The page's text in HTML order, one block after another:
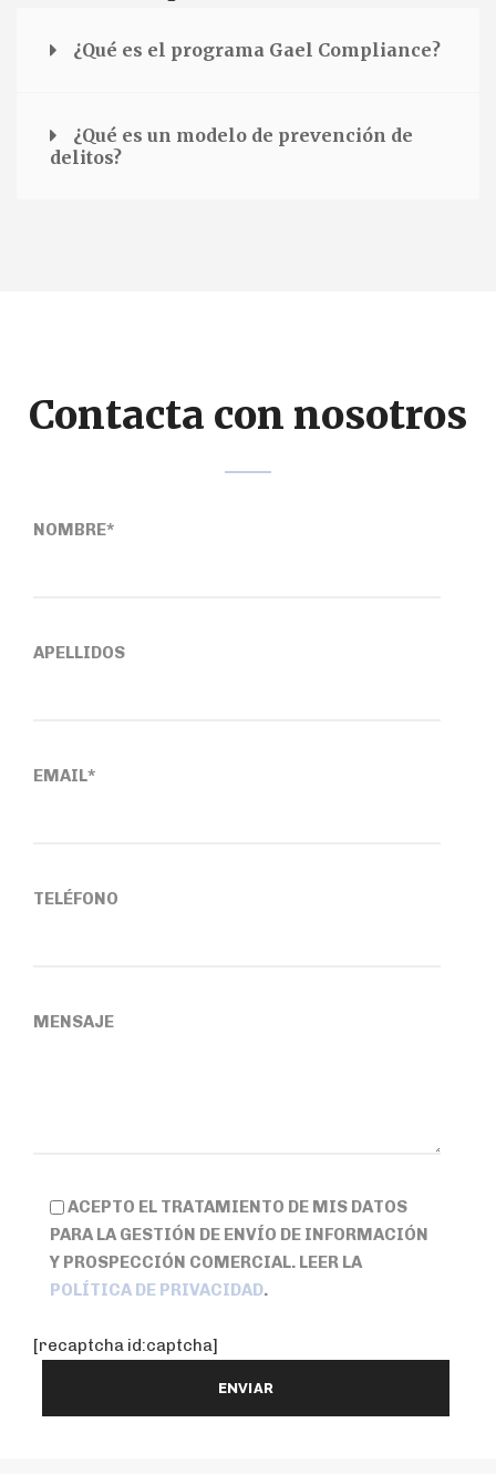
¿Qué es el programa Gael Compliance?
¿Qué es un modelo de prevención de
delitos?
Contacta con nosotros
NOMBRE*
APELLIDOS
EMAIL*
TELÉFONO
MENSAJE
ACEPTO EL TRATAMIENTO DE MIS DATOS
PARA LA GESTIÓN DE ENVÍO DE INFORMACIÓN
Y PROSPECCIÓN COMERCIAL. LEER LA
POLÍTICA DE PRIVACIDAD.
[recaptcha id:captcha]